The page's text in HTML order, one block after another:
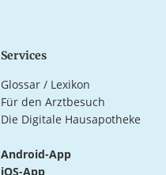
Services
Glossar / Lexikon
Für den Arztbesuch
Die Digitale Hausapotheke
Android-App
iOS-App